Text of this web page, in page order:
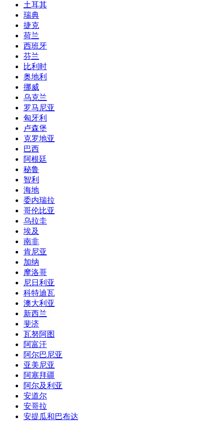
土耳其
瑞典
捷克
荷兰
西班牙
芬兰
比利时
奥地利
挪威
乌克兰
罗马尼亚
匈牙利
卢森堡
克罗地亚
巴西
阿根廷
秘鲁
智利
海地
委内瑞拉
哥伦比亚
乌拉圭
埃及
南非
肯尼亚
加纳
摩洛哥
尼日利亚
科特迪瓦
澳大利亚
新西兰
斐济
瓦努阿图
阿富汗
阿尔巴尼亚
亚美尼亚
阿塞拜疆
阿尔及利亚
安道尔
安哥拉
安提瓜和巴布达